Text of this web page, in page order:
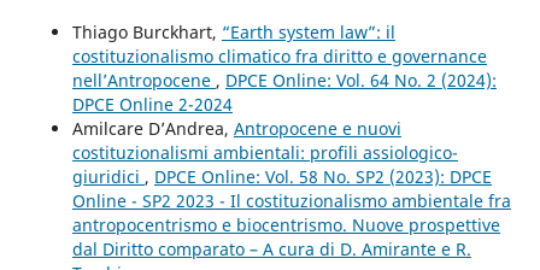
Thiago Burckhart, “Earth system law”: il
costituzionalismo climatico fra diritto e governance
nell’Antropocene , DPCE Online: Vol. 64 No. 2 (2024):
DPCE Online 2-2024
Amilcare D’Andrea, Antropocene e nuovi
costituzionalismi ambientali: profili assiologico-
giuridici , DPCE Online: Vol. 58 No. SP2 (2023): DPCE
Online - SP2 2023 - Il costituzionalismo ambientale fra
antropocentrismo e biocentrismo. Nuove prospettive
dal Diritto comparato – A cura di D. Amirante e R.